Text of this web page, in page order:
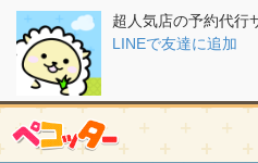
超人気店の予約代行
LINEで友達に追加